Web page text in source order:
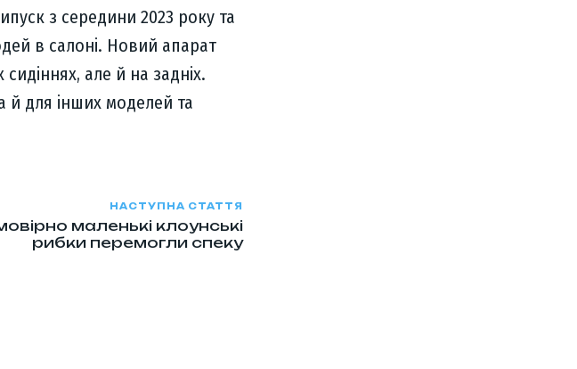
з середини 2023 року та
в салоні. Новий апарат
але й на задніх.
й для інших моделей та
НАСТУПНА СТАТТЯ
маленькі клоунські
рибки перемогли спеку